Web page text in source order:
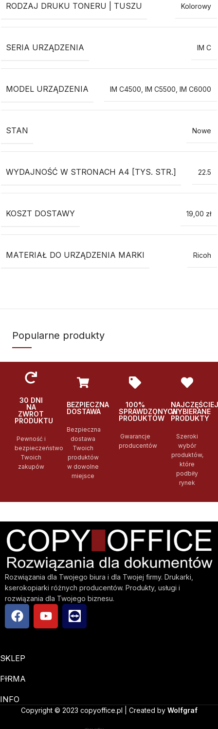
RODZAJ DRUKU TONERU | TUSZU Kolorowy
SERIA URZĄDZENIA IM C
MODEL URZĄDZENIA IM C4500 IM C5500 IM C6000
STAN Nowe
WYDAJNOŚĆ W STRONACH A4 [TYS. STR.] 22.5
KOSZT DOSTAWY 19,00 zł
MATERIAŁ DO URZĄDZENIA MARKI Ricoh
Popularne produkty
30 DNI
NA
ZWROT
PRODUKTU
Pewność i
bezpieczeństwo
Twoich
zakupów
BEZPIECZNA
DOSTAWA
Bezpieczna
dostawa
Twoich
produktów
w dowolne
miejsce
100%
SPRAWDZONYCH
PRODUKTÓW
Gwarancje
producentów
NAJCZĘŚCIEJ
WYBIERANE
PRODUKTY
Szeroki
wybór
produktów,
które
podbiły
rynek
Rozwiązania dla Twojego biura i dla Twojej firmy. Drukarki,
kserokopiarki różnych producentów. Produkty, usługi i
rozwiązania dla Twojego biznesu.
SKLEP
FIRMA
INFO
Copyright © 2023 copyoffice.pl | Created by Wolfgraf